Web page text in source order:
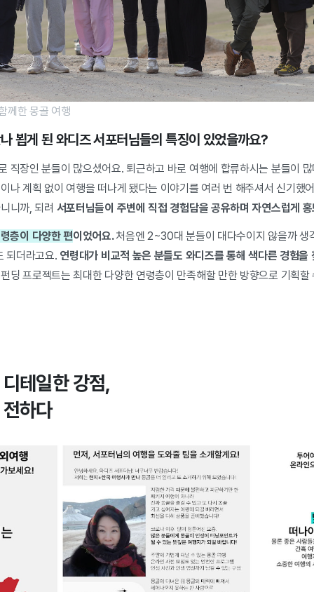
께한 몽골 여행
뵙게 된 와디즈 서포터님들의 특징이 있었을까요?
직장인 분들이 많으셨어요. 퇴근하고 바로 여행에 합류하시는 분들이
나 계획 없이 여행을 떠나게 됐다는 이야기를 여러 번 해주셔서 신기했
니까, 되려 서포터님들이 주변에 직접 경험담을 공유하며 자연스럽게
층이 다양한 편이었어요.처음엔 2~30대 분들이 대다수이지 않을까 생
되더라고요. 연령대가 비교적 높은 분들도 와디즈를 통해 색다른 경험을
딩 프로젝트는 최대한 다양한 연령층이 만족해할 만한 방향으로 기획할
테일한 강점,
하다